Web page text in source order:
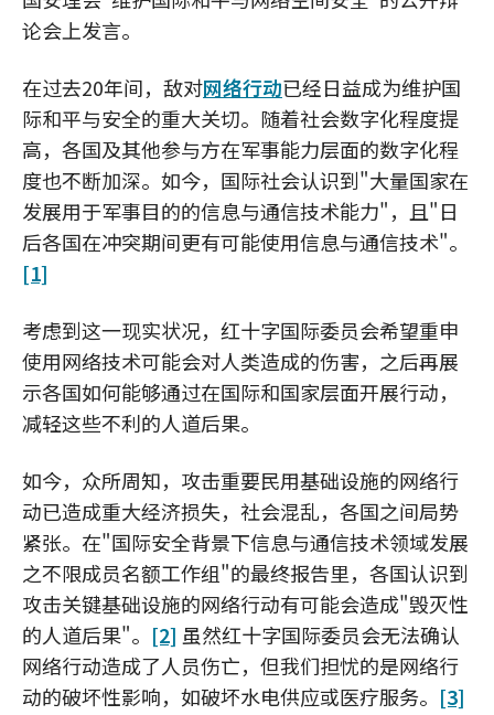
论会上发言。
在过去20年间，敌对网络行动已经日益成为维护国
际和平与安全的重大关切。随着社会数字化程度提
高，各国及其他参与方在军事能力层面的数字化程
度也不断加深。如今，国际社会认识到"大量国家在
发展用于军事目的的信息与通信技术能力"，且"日
后各国在冲突期间更有可能使用信息与通信技术"。
[1]
考虑到这一现实状况，红十字国际委员会希望重申
使用网络技术可能会对人类造成的伤害，之后再展
示各国如何能够通过在国际和国家层面开展行动，
减轻这些不利的人道后果。
如今，众所周知，攻击重要民用基础设施的网络行
动已造成重大经济损失，社会混乱，各国之间局势
紧张。在"国际安全背景下信息与通信技术领域发展
之不限成员名额工作组"的最终报告里，各国认识到
攻击关键基础设施的网络行动有可能会造成"毁灭性
的人道后果"。 [2] 虽然红十字国际委员会无法确认
网络行动造成了人员伤亡，但我们担忧的是网络行
动的破坏性影响，如破坏水电供应或医疗服务。 [3]